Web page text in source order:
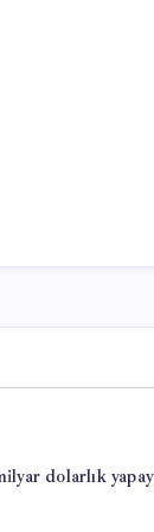
dolarlık yapay